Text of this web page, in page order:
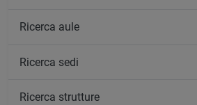
Ricerca aule
Ricerca sedi
Ricerca strutture